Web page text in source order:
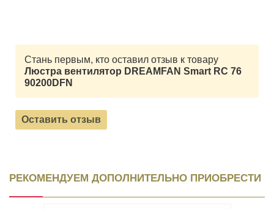
Стань первым, кто оставил отзыв к товару
Люстра вентилятор DREAMFAN Smart RC 76
90200DFN
Оставить отзыв
РЕКОМЕНДУЕМ ДОПОЛНИТЕЛЬНО ПРИОБРЕСТИ